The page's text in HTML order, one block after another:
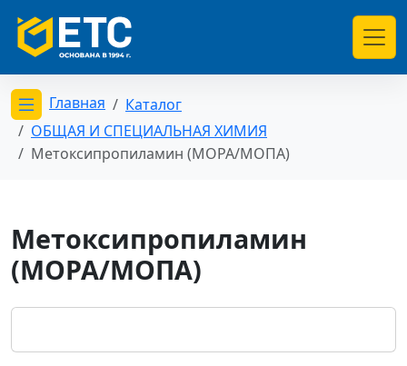
Открыть меню категорий
Главная
Каталог
ОБЩАЯ И СПЕЦИАЛЬНАЯ ХИМИЯ
Метоксипропиламин (MOPA/МОПА)
Метоксипропиламин
(MOPA/МОПА)